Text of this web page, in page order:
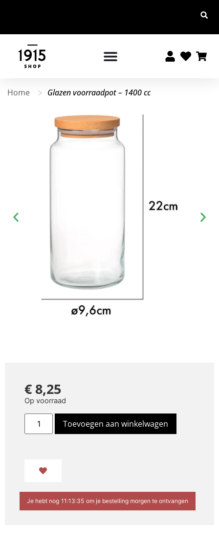
Altijd 10% korting voor leden Altijd gratis
Home > Glazen voorraadpot – 1400 cc
€ 8,25
Op voorraad
Toevoegen aan winkelwagen
Je hebt nog 11:13:34 om je bestelling morgen te ontvangen